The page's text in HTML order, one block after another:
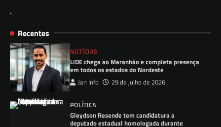
.
Recentes
NOTÍCIAS
LIDE chega ao Maranhão e completa presença
em todos os estados do Nordeste
Jan Info 29 de julho de 2026
POLÍTICA
Gleydson Resende tem candidatura a
deputado estadual homologada durante